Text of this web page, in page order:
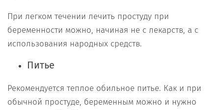
При легком течении лечить простуду при
беременности можно, начиная не с лекарств, а с
использования народных средств.
Питье
Рекомендуется теплое обильное питье. Как и при
обычной простуде, беременным можно и нужно